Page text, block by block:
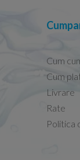
Cum
Cum
Livrare
Rate
Politica